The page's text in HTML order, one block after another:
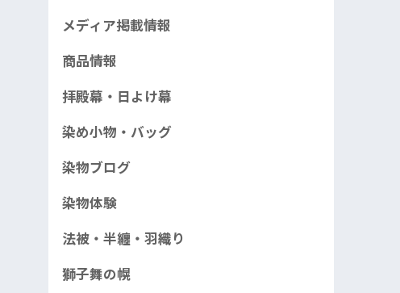
メディア掲載情報
商品情報
拝殿幕・日よけ幕
染め小物・バッグ
染物ブログ
染物体験
法被・半纏・羽織り
獅子舞の幌